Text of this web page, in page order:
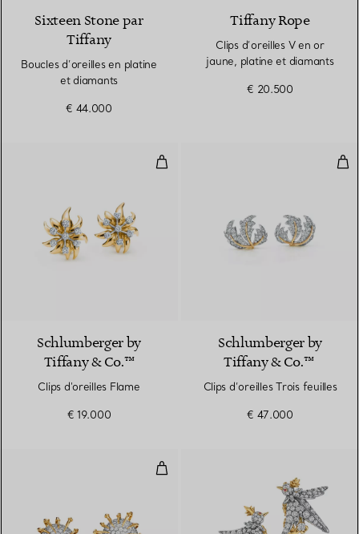
Sixteen Stone par
Tiffany
Boucles d’oreilles en platine
et diamants
€ 44.000
Tiffany Rope
Clips d’oreilles V en or
jaune, platine et diamants
€ 20.500
Clips d'oreilles Flame
Schlumberger by
Tiffany & Co.™
Clips d'oreilles Flame
€ 19.000
Schlumberger by
Tiffany & Co.™
Clips d’oreilles Trois feuilles
€ 47.000
Clips d’oreilles Apollo